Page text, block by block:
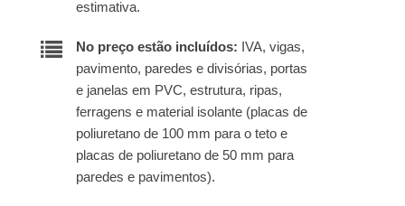
estimativa.
No preço estão incluídos: IVA, vigas,
pavimento, paredes e divisórias, portas
e janelas em PVC, estrutura, ripas,
ferragens e material isolante (placas de
poliuretano de 100 mm para o teto e
placas de poliuretano de 50 mm para
paredes e pavimentos).